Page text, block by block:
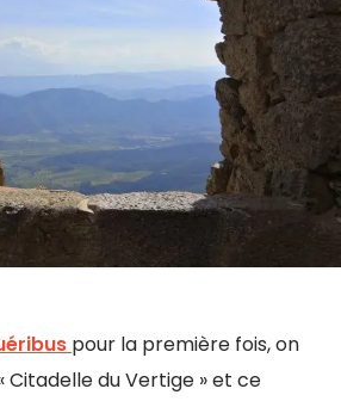
pour la première fois, on
Citadelle du Vertige » et ce